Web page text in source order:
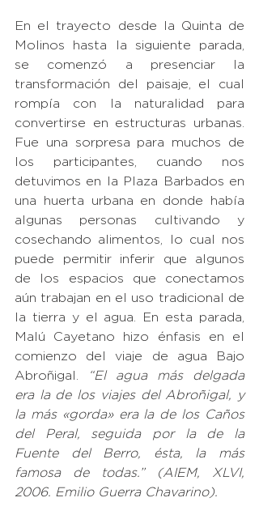
En el trayecto desde la Quinta de
Molinos hasta la siguiente parada,
se comenzó a presenciar la
transformación del paisaje, el cual
rompía con la naturalidad para
convertirse en estructuras urbanas.
Fue una sorpresa para muchos de
los participantes, cuando nos
detuvimos en la Plaza Barbados en
una huerta urbana en donde había
algunas personas cultivando y
cosechando alimentos, lo cual nos
puede permitir inferir que algunos
de los espacios que conectamos
aún trabajan en el uso tradicional de
la tierra y el agua. En esta parada,
Malú Cayetano hizo énfasis en el
comienzo del viaje de agua Bajo
Abroñigal.
“El agua más delgada
era la de los viajes del Abroñigal, y
la más «gorda» era la de los Caños
del Peral, seguida por la de la
Fuente del Berro, ésta, la más
famosa de todas.” (AIEM, XLVI,
2006. Emilio Guerra Chavarino).